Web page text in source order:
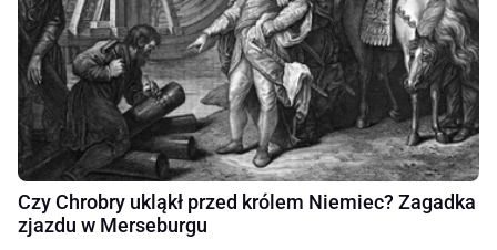
Czy Chrobry ukląkł przed królem Niemiec? Zagadka
zjazdu w Merseburgu